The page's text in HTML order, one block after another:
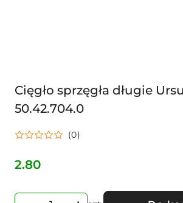
Cięgło sprzęgła długie
50.42.704.0
(0)
Cena:
2.80